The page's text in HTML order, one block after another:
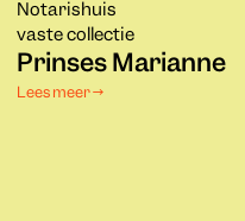
Notarishuis
vaste collectie
Prinses Marianne
Lees meer →